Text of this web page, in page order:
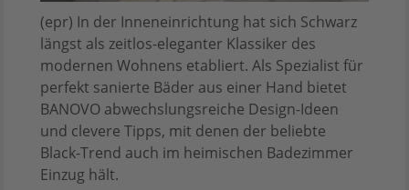
(epr) In der Inneneinrichtung hat sich Schwarz
längst als zeitlos-eleganter Klassiker des
modernen Wohnens etabliert. Als Spezialist für
perfekt sanierte Bäder aus einer Hand bietet
BANOVO abwechslungsreiche Design-Ideen
und clevere Tipps, mit denen der beliebte
Black-Trend auch im heimischen Badezimmer
Einzug hält.